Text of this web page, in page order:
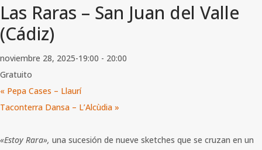
Las Raras – San Juan del Valle
(Cádiz)
noviembre 28, 2025-19:00 - 20:00
Gratuito
« Pepa Cases – Llaurí
Taconterra Dansa – L’Alcùdia »
«Estoy Rara», una sucesión de nueve sketches que se cruzan en un